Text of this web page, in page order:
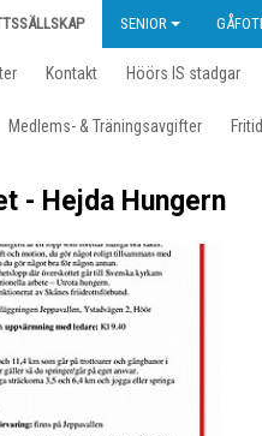
SENIOR
Kontakt Höörs IS stadgar
Medlems- & Träningsavgifter
- Hejda Hungern